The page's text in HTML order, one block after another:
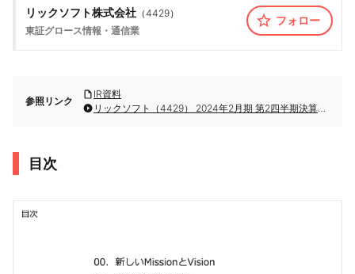
リックソフト株式会社 （4429）
東証グロース情報・通信業
フォロー
参照リンク
IR資料
リックソフト（4429） 2024年2月期 第2四半期決算説明会
目次